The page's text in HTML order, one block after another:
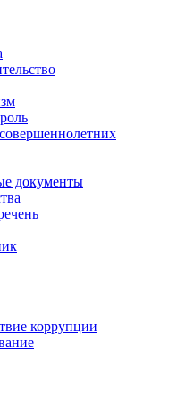
документы
коррупции